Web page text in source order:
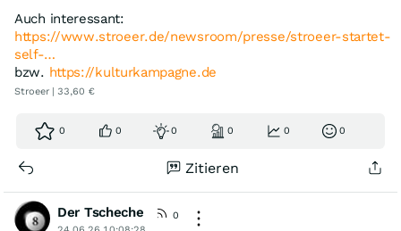
Auch interessant:
https://www.stroeer.de/newsroom/presse/stroeer-startet-
self-…
bzw. https://kulturkampagne.de
Stroeer | 33,60 €
0 0 0 0 0 0
Zitieren
Der Tscheche
0